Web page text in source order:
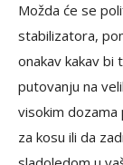
Možda će se
stabilizatora,
onakav kakav bi
putovanju na
visokim dozama
za kosu ili da